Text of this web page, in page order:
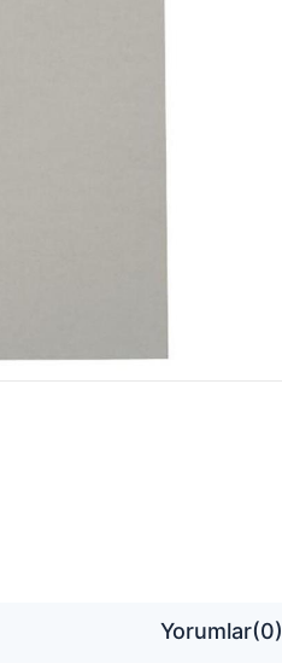
Yorumlar(0)